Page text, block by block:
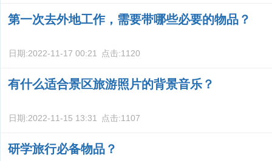
第一次去外地工作，需要带哪些必要的物品？
日期:2022-11-17 00:21 点击:1120
有什么适合景区旅游照片的背景音乐？
日期:2022-11-15 13:31 点击:1107
研学旅行必备物品？